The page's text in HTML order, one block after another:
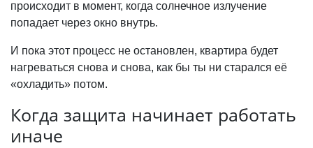
происходит в момент, когда солнечное излучение
попадает через окно внутрь.
И пока этот процесс не остановлен, квартира будет
нагреваться снова и снова, как бы ты ни старался её
«охладить» потом.
Когда защита начинает работать
иначе